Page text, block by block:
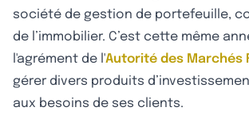
société de gestion de portefeuille,
de l’immobilier. C’est cette même
l'agrément de l'Autorité des Marchés
gérer divers produits
aux besoins de ses clients.